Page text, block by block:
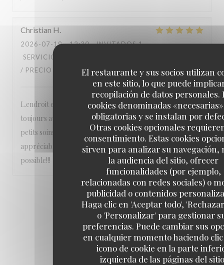
El restaurante y sus socios utilizan
en este sitio, lo que puede
recopilación de datos personales.
cookies denominadas
obligatorias y se instalan por
Otras cookies opcionales
consentimiento. Estas cookies
sirven para analizar su navegación,
la audiencia del sitio, ofrecer
funcionalidades (por ejemplo,
relacionadas con redes sociales) o
publicidad o contenidos
Haga clic en 'Aceptar todo',
o 'Personalizar' para gestionar
preferencias. Puede cambiar sus
en cualquier momento haciendo
icono de cookie en la parte
izquierda de las páginas del
Christian H
2026-07-19- 12:30 - INVITADOS 1
SERVICIO
/ PRECIO
L.endroit est calme, niché dans un 6e arrondissement
toujours aussi agréable, le personnel est très sympa et aux
petits soins, les pizzas sont délicieuses et les vins très
appréciables On n’hésite pas à y retourner dès que
possible!!!
1 2 3